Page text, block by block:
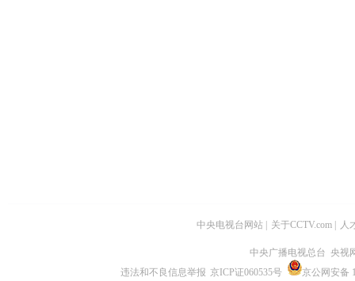
中央电视台网站 关于CCTV.com 人
中央广播电视总台 央视
违法和不良信息举报 京ICP证060535号
京公网安备